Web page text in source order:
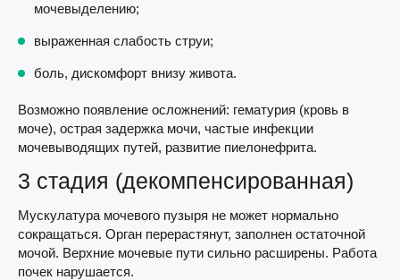
мочевыделению;
выраженная слабость струи;
боль, дискомфорт внизу живота.
Возможно появление осложнений: гематурия (кровь в
моче), острая задержка мочи, частые инфекции
мочевыводящих путей, развитие пиелонефрита.
3 стадия (декомпенсированная)
Мускулатура мочевого пузыря не может нормально
сокращаться. Орган перерастянут, заполнен остаточной
мочой. Верхние мочевые пути сильно расширены. Работа
почек нарушается.